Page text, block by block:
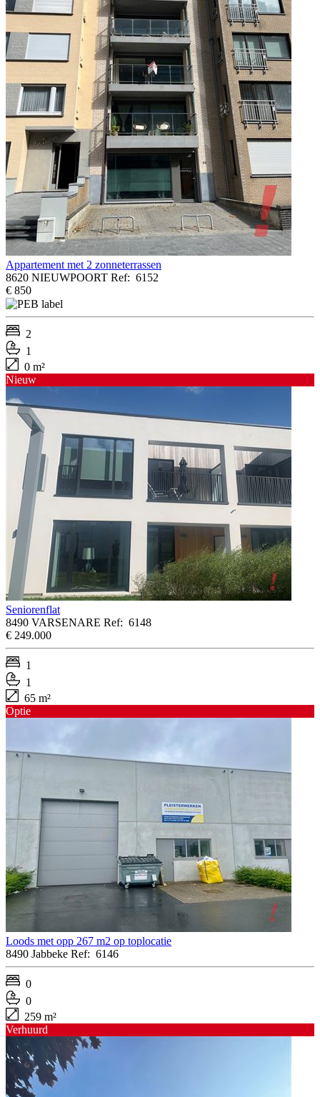
Appartement met 2 zonneterrassen
8620 NIEUWPOORT Ref: 6152
€ 850
2
1
0 m²
Nieuw
Seniorenflat
8490 VARSENARE Ref: 6148
€ 249.000
1
1
65 m²
Optie
Loods met opp 267 m2 op toplocatie
8490 Jabbeke Ref: 6146
0
0
259 m²
Verhuurd